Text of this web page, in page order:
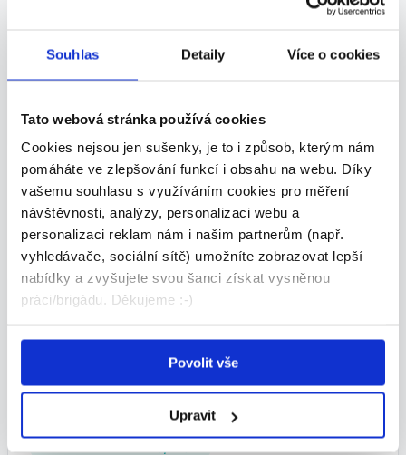
Souhlas Detaily Více o cookies
Tato webová stránka používá cookies
Cookies nejsou jen sušenky, je to i způsob, kterým nám
pomáháte ve zlepšování funkcí i obsahu na webu. Díky
vašemu souhlasu s využíváním cookies pro měření
návštěvnosti, analýzy, personalizaci webu a
personalizaci reklam nám i našim partnerům (např.
vyhledávače, sociální sítě) umožníte zobrazovat lepší
nabídky a zvyšujete svou šanci získat vysněnou
práci/brigádu. Děkujeme :-)
Povolit vše
Upravit
Valeriia Bykovska
Zobrazit kontakt
Podobné nabídky
Executive Assistant se
španělštinou | až 70 000 Kč